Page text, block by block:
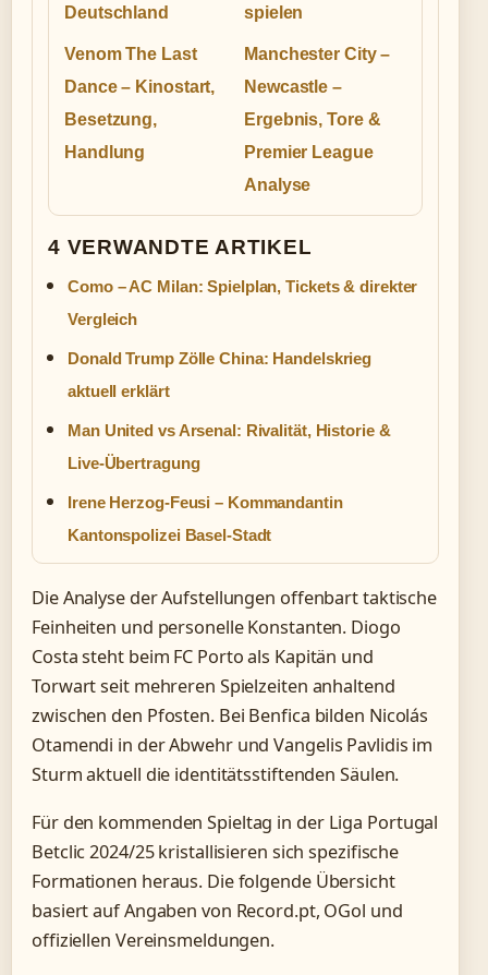
Deutschland
spielen
Venom The Last
Dance – Kinostart,
Besetzung,
Handlung
Manchester City –
Newcastle –
Ergebnis, Tore &
Premier League
Analyse
4 VERWANDTE ARTIKEL
Como – AC Milan: Spielplan, Tickets & direkter
Vergleich
Donald Trump Zölle China: Handelskrieg
aktuell erklärt
Man United vs Arsenal: Rivalität, Historie &
Live-Übertragung
Irene Herzog-Feusi – Kommandantin
Kantonspolizei Basel-Stadt
Die Analyse der Aufstellungen offenbart taktische
Feinheiten und personelle Konstanten. Diogo
Costa steht beim FC Porto als Kapitän und
Torwart seit mehreren Spielzeiten anhaltend
zwischen den Pfosten. Bei Benfica bilden Nicolás
Otamendi in der Abwehr und Vangelis Pavlidis im
Sturm aktuell die identitätsstiftenden Säulen.
Für den kommenden Spieltag in der Liga Portugal
Betclic 2024/25 kristallisieren sich spezifische
Formationen heraus. Die folgende Übersicht
basiert auf Angaben von Record.pt, OGol und
offiziellen Vereinsmeldungen.